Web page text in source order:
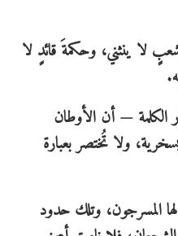
لا ينثني، وحكمةَ قائدٍ لا
الكلمة — أن الأوطان
ولا تُختصر بعبارة
المسرجون، وتلك حدود